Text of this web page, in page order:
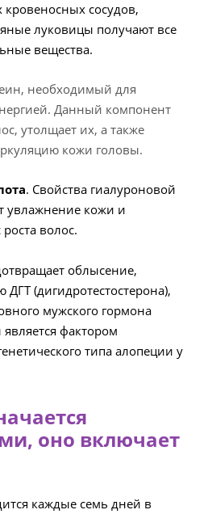
сосудов,
луковицы получают все
вещества.
необходимый для
Данный компонент
утолщает их, а также
кожи головы.
. Свойства гиалуроновой
увлажнение кожи и
волос.
облысение,
(дигидротестостерона),
мужского гормона
фактором
типа алопеции у
оно включает
каждые семь дней в